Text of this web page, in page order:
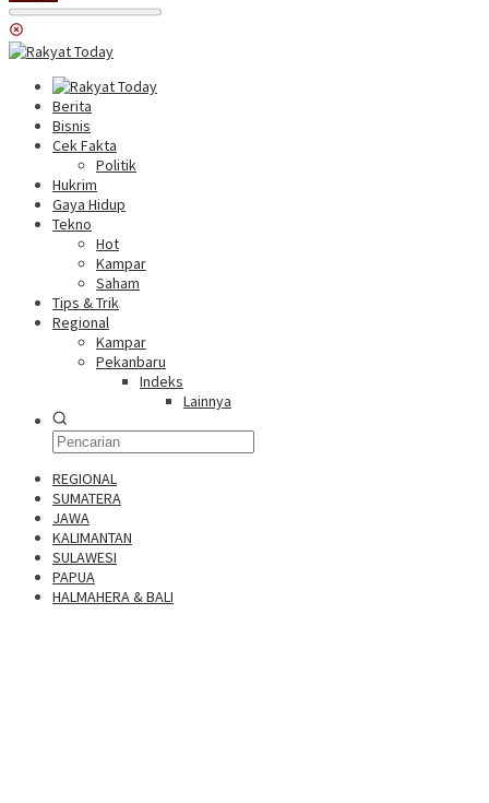
Berita
Bisnis
Cek Fakta
Politik
Hukrim
Gaya Hidup
Tekno
Hot
Kampar
Saham
Tips & Trik
Regional
Kampar
Pekanbaru
Indeks
Lainnya
REGIONAL
SUMATERA
JAWA
KALIMANTAN
SULAWESI
PAPUA
HALMAHERA & BALI